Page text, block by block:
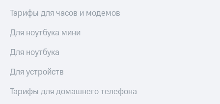
Тарифы для часов и модемов
Для ноутбука мини
Для ноутбука
Для устройств
Тарифы для домашнего телефона